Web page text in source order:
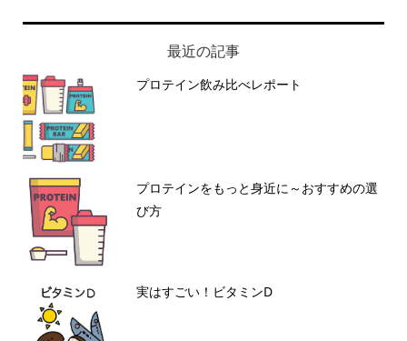
最近の記事
プロテイン飲み比べレポート
プロテインをもっと身近に～おすすめの選
び方
実はすごい！ビタミンD